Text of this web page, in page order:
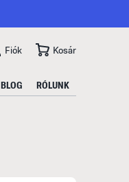
Fiók Kosár
BLOG RÓLUNK